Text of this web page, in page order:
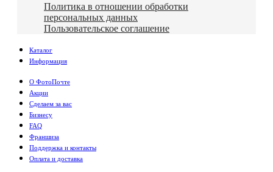
Политика в отношении обработки
персональных данных
Пользовательское соглашение
Каталог
Информация
О ФотоПочте
Акции
Сделаем за вас
Бизнесу
FAQ
Франшиза
Поддержка и контакты
Оплата и доставка